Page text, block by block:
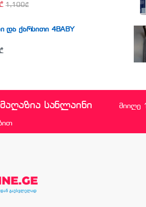
1,100₾
და ქარსითი 4BABY
სანლაინი მიიღე